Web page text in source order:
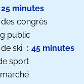
25 minutes
des congrès
public
ski
45 minutes
sport